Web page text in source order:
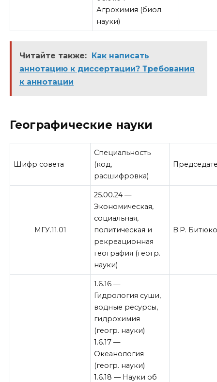
Агрохимия (биол.
науки)
Читайте также:
Как написать
аннотацию к диссертации? Требования
к аннотации
Географические науки
Шифр совета
Специальность
(код,
расшифровка)
МГУ.11.01
25.00.24 —
Экономическая,
социальная,
политическая и
рекреационная
география (геогр.
науки)
В.Р.
1.6.16 —
Гидрология суши,
водные ресурсы,
гидрохимия
(геогр. науки)
1.6.17 —
Океанология
(геогр. науки)
1.6.18 — Науки об